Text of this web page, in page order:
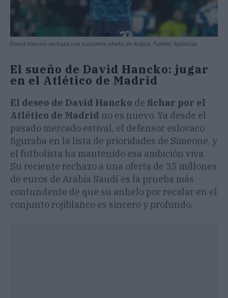
David Hancko rechaza una suculenta oferta de Arabia. Fuente: Agencias
El sueño de David Hancko: jugar
en el Atlético de Madrid
El deseo de David Hancko de fichar por el
Atlético de Madrid no es nuevo. Ya desde el
pasado mercado estival, el defensor eslovaco
figuraba en la lista de prioridades de Simeone, y
el futbolista ha mantenido esa ambición viva.
Su reciente rechazo a una oferta de 35 millones
de euros de Arabia Saudí es la prueba más
contundente de que su anhelo por recalar en el
conjunto rojiblanco es sincero y profundo.